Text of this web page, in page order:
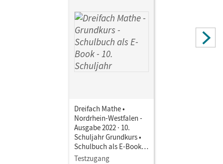
Dreifach Mathe •
Nordrhein-Westfalen -
Ausgabe 2022 · 10.
Schuljahr Grundkurs •
Schulbuch als E-Book
Mit Medien
Testzugang